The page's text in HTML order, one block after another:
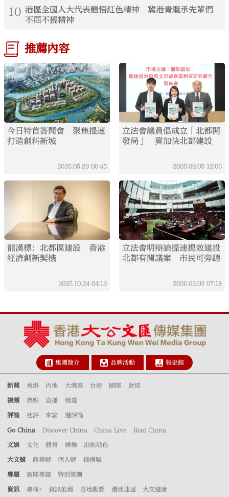
10 港區全國人大代表體悟紅色精神 冀港青繼承先輩們
不屈不撓精神
推薦內容
今日特首答問會 聚焦提速
打造創科新城
2025.05.29 00:45
立法會議員倡成立「北都開
發局」 冀加快北都建設
2025.09.05 12:06
龍漢標：北都區建設 香港
經濟創新契機
2025.10.24 04:13
立法會明辯論提速提效建設
北都有關議案 市民可旁聽
2026.02.03 07:18
集團簡介 品牌活動 報史館
新聞 香港 內地 大灣區 台海 國際 財經
視頻 熱點 直播 精選
評論 社評 來論 港評論
Go China Discover China China Live Real China
文娛 文化 體育 娛樂 港飲港色
大文號 政務號 個人號 機構號
專題 新聞專題 特別策劃
資訊 專欄+ 資訊推薦 各地動態 港澳速遞 大文健康